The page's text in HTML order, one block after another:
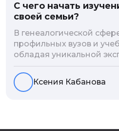
С чего начать
своей семьи?
В генеалогической
профильных вузов и
обладая уникальной
разработали
проведения архивно-
исследований, ее мы
Ксения Кабанова